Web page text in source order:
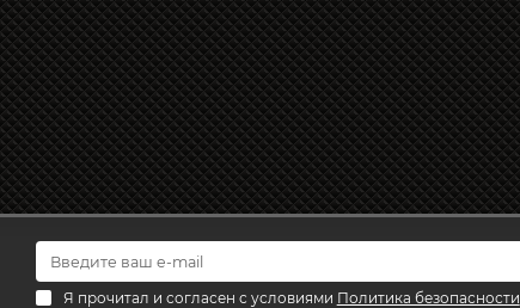
Я прочитал и согласен с условиями Политика безопасности